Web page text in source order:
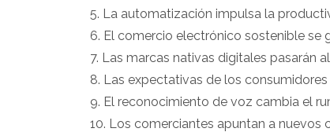
5. La automatización impulsa la
6. El comercio electrónico sostenible se
7. Las marcas nativas digitales pasarán
8. Las expectativas de los
9. El reconocimiento de voz cambia el
10. Los comerciantes apuntan a nuevos